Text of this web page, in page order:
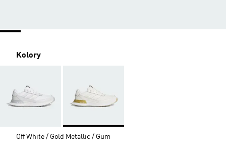
Kolory
Off White / Gold Metallic / Gum